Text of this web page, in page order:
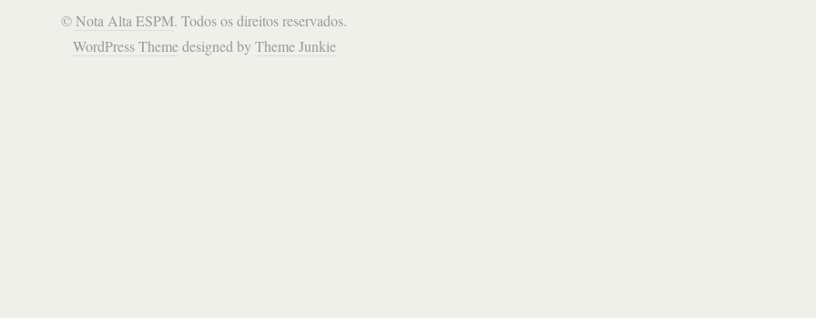
©Nota Alta ESPM. Todos os direitos reservados.
WordPress Themedesigned by Theme Junkie